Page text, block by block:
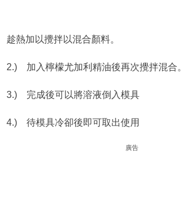
趁熱加以攪拌以混合顏料。
2.) 加入檸檬尤加利精油後再次攪拌混合。
3.) 完成後可以將溶液倒入模具
4.) 待模具冷卻後即可取出使用
廣告